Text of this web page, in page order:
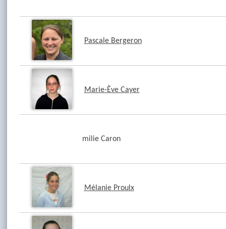
Pascale Bergeron
Marie-Ève Cayer
milie Caron
Mélanie Proulx